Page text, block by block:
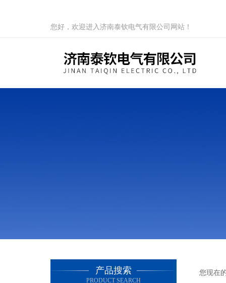
您好，欢迎进入济南泰钦电气有限公司网站！
产品搜索
PRODUCT SEARCH
您现在